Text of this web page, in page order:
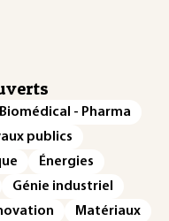
Biomédical - Pharma
publics
Énergies
Génie industriel
Matériaux